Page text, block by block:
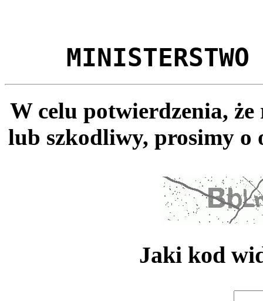
MINISTERSTWO
W celu potwierdzenia,
lub szkodliwy, prosimy o
Jaki kod